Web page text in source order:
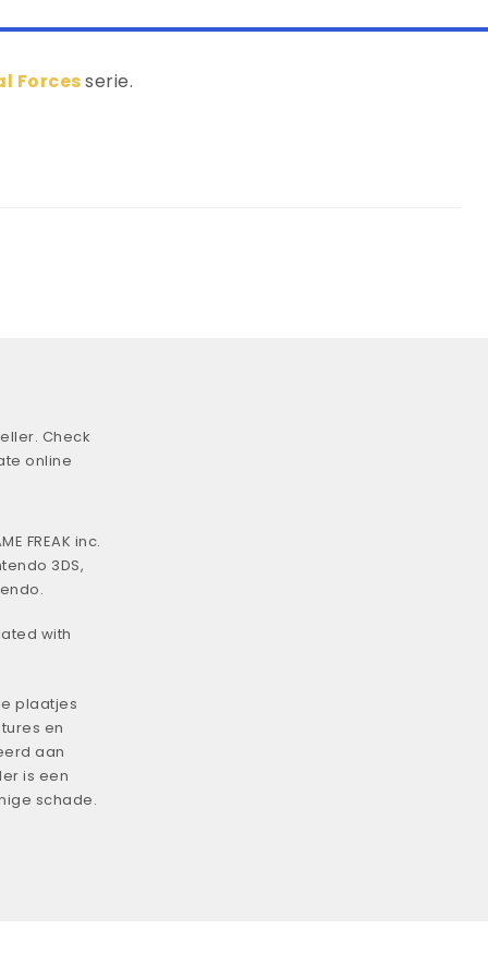
Forcesserie.
Check
online
FREAK inc.
3DS,
with
plaatjes
en
aan
is een
schade.